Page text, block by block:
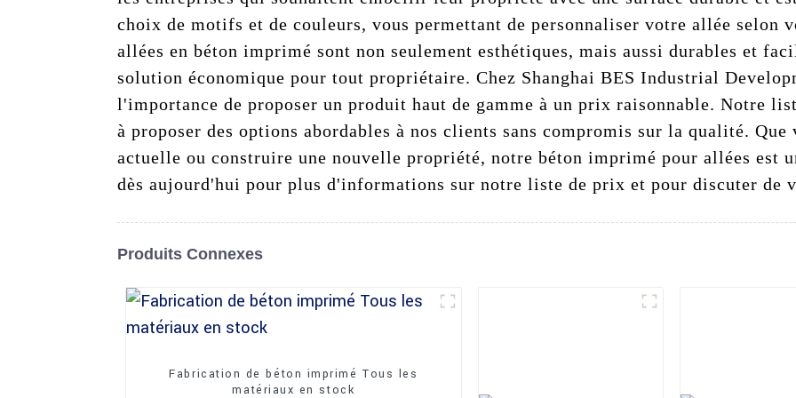
choix de motifs et de couleurs, vous permettant de personnaliser votre allée selon
allées en béton imprimé sont non seulement esthétiques, mais aussi durables et
solution économique pour tout propriétaire. Chez Shanghai BES Industrial
l'importance de proposer un produit haut de gamme à un prix raisonnable. Notre
à proposer des options abordables à nos clients sans compromis sur la qualité.
actuelle ou construire une nouvelle propriété, notre béton imprimé pour allées est
dès aujourd'hui pour plus d'informations sur notre liste de prix et pour discuter de
Produits Connexes
Fabrication de béton imprimé Tous les
matériaux en stock